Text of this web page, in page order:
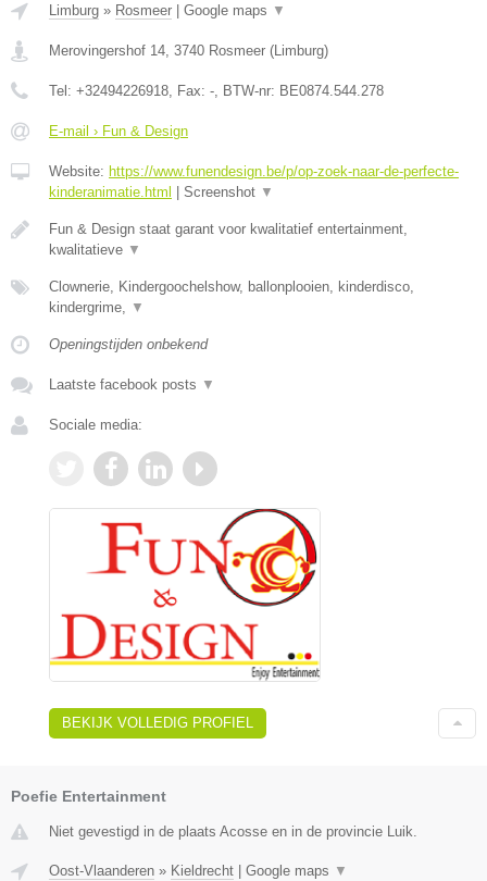
Limburg » Rosmeer | Google maps ▼
Merovingershof 14 3740 Rosmeer (Limburg)
Tel: +32494226918 , Fax: - , BTW-nr: BE0874.544.278
E-mail › Fun & Design
Website: https://www.funendesign.be/p/op-zoek-naar-de-perfecte-
kinderanimatie.html | Screenshot ▼
Fun & Design staat garant voor kwalitatief entertainment,
kwalitatieve ▼
Clownerie, Kindergoochelshow, ballonplooien, kinderdisco,
kindergrime,
▼
Openingstijden onbekend
Laatste facebook posts ▼
Sociale media:
BEKIJK VOLLEDIG PROFIEL
Poefie Entertainment
Niet gevestigd in de plaats Acosse en in de provincie Luik.
Oost-Vlaanderen » Kieldrecht Google maps ▼